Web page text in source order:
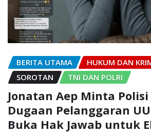
BERITA UTAMA
HUKUM DAN
SOROTAN
TNI DAN POLRI
Jonatan Aep Minta
Dugaan Pelanggaran
Buka Hak Jawab untuk